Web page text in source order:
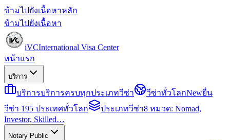
ข้ามไปยังเนื้อหาหลัก
ข้ามไปยังเนื้อหา
iVCInternational Visa Center
หน้าแรก
บริการ
บริการบริการครบทุกประเภทวีซ่า วีซ่าทั่วโลกNewยื่น
วีซ่า 195 ประเทศทั่วโลก
ประเภทวีซ่า8 หมวด: Nomad,
Investor, Skilled…
Notary Public